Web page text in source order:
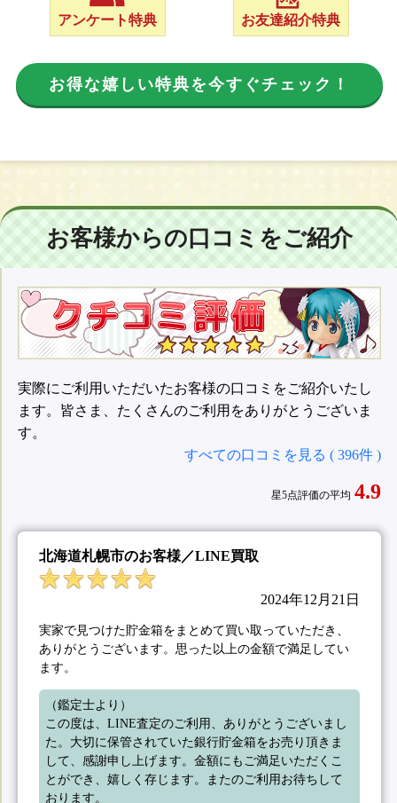
アンケート特典 お友達紹介特典
お得な嬉しい特典を今すぐチェック！
お客様からの口コミをご紹介
実際にご利用いただいたお客様の口コミをご紹介いたし
ます。皆さま、たくさんのご利用をありがとうございま
す。
すべての口コミを見る ( 396件 )
星5点評価の平均 4.9
北海道札幌市のお客様／LINE買取
2024年12月21日
実家で見つけた貯金箱をまとめて買い取っていただき、
ありがとうございます。思った以上の金額で満足してい
ます。
（鑑定士より）
この度は、LINE査定のご利用、ありがとうございまし
た。大切に保管されていた銀行貯金箱をお売り頂きま
して、感謝申し上げます。金額にもご満足いただくこ
とができ、嬉しく存じます。またのご利用お待ちして
おります。